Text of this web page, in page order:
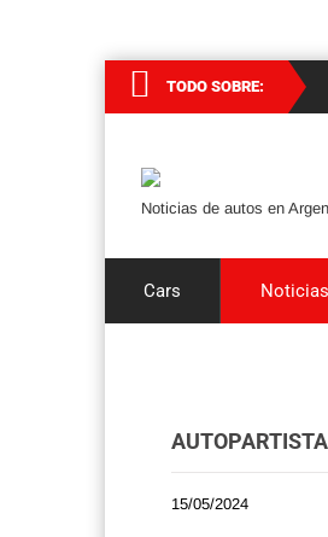
TODO SOBRE:
Noticias de autos en
Cars Noticias
15/05/2024